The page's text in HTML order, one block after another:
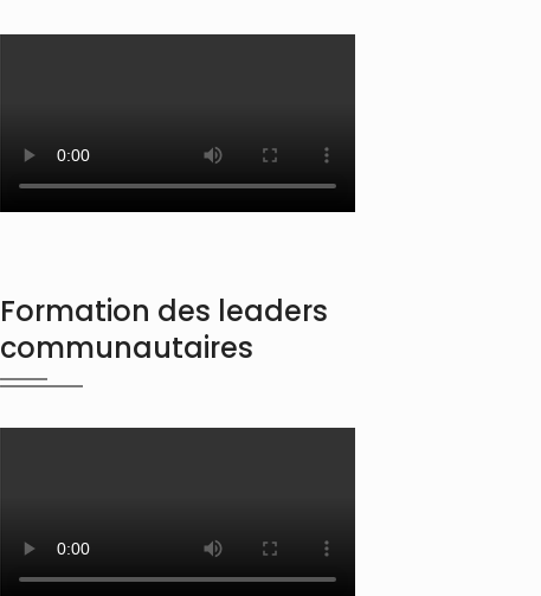
Formation des leaders
communautaires